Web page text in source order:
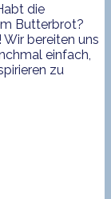
die
Butterbrot?
bereiten uns
einfach,
zu